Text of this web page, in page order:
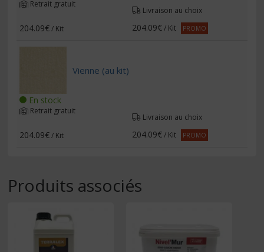
Retrait gratuit
Livraison au choix
204.09€/ Kit 204.09€/ Kit PROMO
Vienne (au kit)
En stock
Retrait gratuit
Livraison au choix
204.09€/ Kit 204.09€/ Kit PROMO
Produits associés